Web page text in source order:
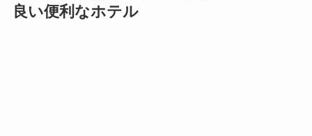
良い便利なホテル